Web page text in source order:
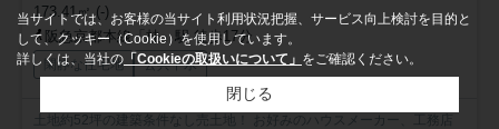
173.41㎡ (-)
阪急京都本線「桂」駅 徒歩17分
閑静な住宅地 公共下水
土地約52坪の建築条件なし売土地！ お好みのハウスメーカー、工務店
当サイトでは、お客様の当サイト利用状況把握、サービス向上検討を目的と
して、クッキー（Cookie）を使用しています。
詳しくは、当社の 「Cookieの取扱いについて」 をご確認ください。
閉じる